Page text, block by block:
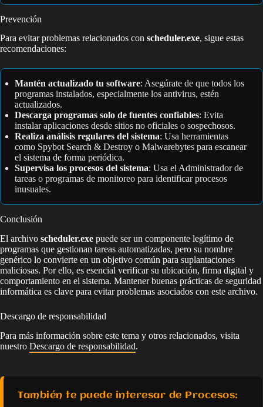
Prevención
Para evitar problemas relacionados con scheduler.exe, sigue estas
recomendaciones:
Mantén actualizado tu software: Asegúrate de que todos los
programas instalados, especialmente los antivirus, estén
actualizados.
Descarga programas solo de fuentes confiables: Evita
instalar aplicaciones desde sitios no oficiales o sospechosos.
Realiza análisis regulares del sistema: Usa herramientas
como Spybot Search & Destroy o Malwarebytes para escanear
el sistema de forma periódica.
Supervisa los procesos del sistema: Usa el Administrador de
tareas o programas de monitoreo para identificar procesos
inusuales.
Conclusión
El archivo scheduler.exe puede ser un componente legítimo de
programas que gestionan tareas automatizadas, pero su nombre
genérico lo convierte en un objetivo común para suplantaciones
maliciosas. Por ello, es esencial verificar su ubicación, firma digital y
comportamiento en el sistema. Mantener buenas prácticas de seguridad
informática es clave para evitar problemas asociados con este archivo.
Descargo de responsabilidad
Para más información sobre este tema y otros relacionados, visita
nuestro Descargo de responsabilidad.
También te puede interesar de Procesos: